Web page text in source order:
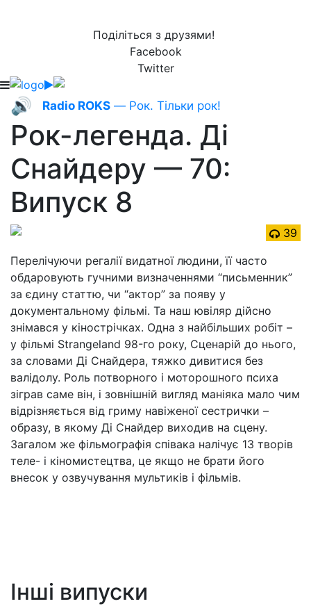
Поділіться з друзями!
Facebook
Twitter
🔊 Radio ROKS — Рок. Тільки рок!
Рок-легенда. Ді
Снайдеру — 70:
Випуск 8
39
Перелічуючи регалії видатної людини, її часто
обдаровують гучними визначеннями “письменник”
за єдину статтю, чи “актор” за появу у
документальному фільмі. Та наш ювіляр дійсно
знімався у кінострічках. Одна з найбільших робіт –
у фільмі Strangeland 98-го року, Сценарій до нього,
за словами Ді Снайдера, тяжко дивитися без
валідолу. Роль потворного і моторошного психа
зіграв саме він, і зовнішній вигляд маніяка мало чим
відрізняється від гриму навіженої сестрички –
образу, в якому Ді Снайдер виходив на сцену.
Загалом же фільмографія співака налічує 13 творів
теле- і кіномистецтва, це якщо не брати його
внесок у озвучування мультиків і фільмів.
Інші випуски